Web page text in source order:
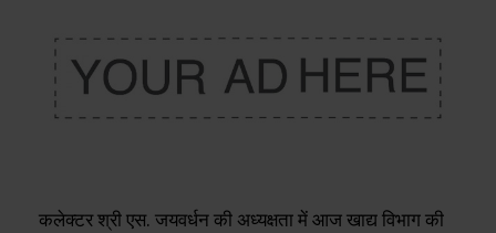
कलेक्टर श्री एस. जयवर्धन की अध्यक्षता में आज खाद्य विभाग की